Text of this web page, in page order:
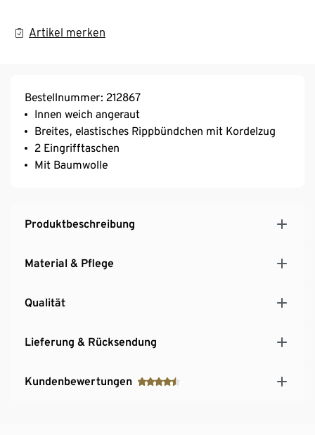
Artikel merken
Bestellnummer: 212867
Innen weich angeraut
Breites, elastisches Rippbündchen mit Kordelzug
2 Eingrifftaschen
Mit Baumwolle
Produktbeschreibung
Material & Pflege
Qualität
Lieferung & Rücksendung
Kundenbewertungen